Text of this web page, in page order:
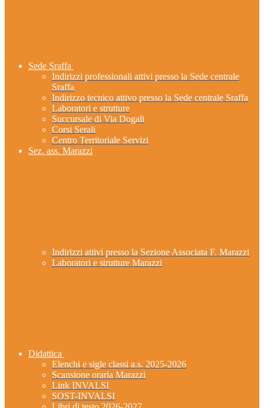
Sede Sraffa
Indirizzi professionali attivi presso la Sede centrale
Sraffa
Indirizzo tecnico attivo presso la Sede centrale Sraffa
Laboratori e strutture
Succursale di Via Dogali
Corsi Serali
Centro Territoriale Servizi
Sez. ass. Marazzi
Indirizzi attivi presso la Sezione Associata F. Marazzi
Laboratori e strutture Marazzi
Didattica
Elenchi e sigle classi a.s. 2025-2026
Scansione oraria Marazzi
Link INVALSI
SOST-INVALSI